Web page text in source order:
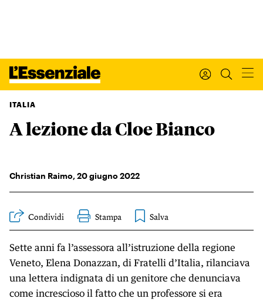
Xxx
I tuoi dati personali
Regala o rinnova
Newsletter
Esci
L’ESSENZIALE
INTERNAZIONALE
IL SETTIMANALE
KIDS
FESTIVAL
ITALIA
A lezione da Cloe Bianco
Christian Raimo,20giugno 2022
Condividi Stampa
Sette anni fa l’assessora all’istruzione della regione
Veneto, Elena Donazzan, di Fratelli d’Italia, rilanciava
una lettera indignata di un genitore che denunciava
come increscioso il fatto che un professore si era